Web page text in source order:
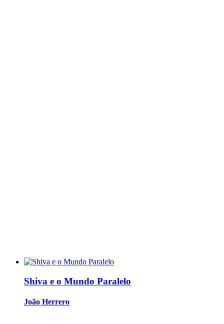
Shiva e o Mundo Paralelo
João Herrero